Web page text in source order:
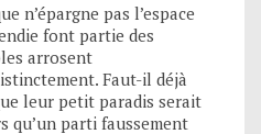
n’épargne pas l’espace
font partie des
arrosent
Faut-il déjà
leur petit paradis serait
qu’un parti faussement